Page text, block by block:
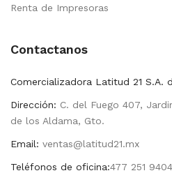
Renta de Impresoras
Contactanos
Comercializadora Latitud 21 S.A.
Dirección: C. del Fuego 407,
de los Aldama, Gto.
Email: ventas@latitud21.mx
Teléfonos de oficina:477 251 9404